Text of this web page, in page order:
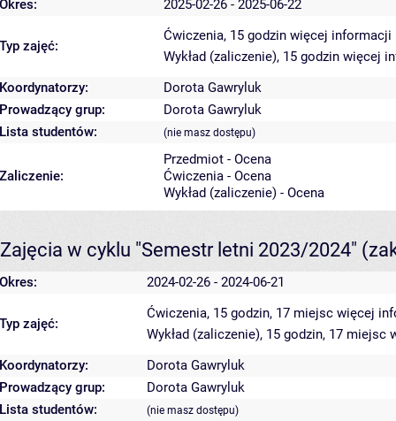
Okres: 2025-02-26 - 2025-06-22
Typ zajęć:
Ćwiczenia, 15 godzin więcej informacji
Wykład (zaliczenie), 15 godzin więcej
Koordynatorzy:
Dorota Gawryluk
Prowadzący grup:
Dorota Gawryluk
Lista studentów:
(nie masz dostępu)
Zaliczenie:
Przedmiot - Ocena
Ćwiczenia - Ocena
Wykład (zaliczenie) - Ocena
Zajęcia w cyklu "Semestr letni 2023/2024"
Okres: 2024-02-26 - 2024-06-21
Typ zajęć:
Ćwiczenia, 15 godzin, 17 miejsc więcej
Wykład (zaliczenie), 15 godzin, 17 miejsc
Koordynatorzy:
Dorota Gawryluk
Prowadzący grup:
Dorota Gawryluk
Lista studentów:
(nie masz dostępu)